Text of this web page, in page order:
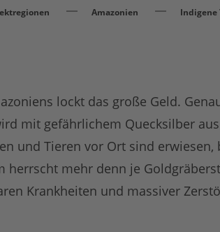
Amazonien Indigene
lockt das große Geld.
mit gefährlichem Quecksilber
und Tieren vor Ort sind
herrscht mehr denn je
Krankheiten und massiver